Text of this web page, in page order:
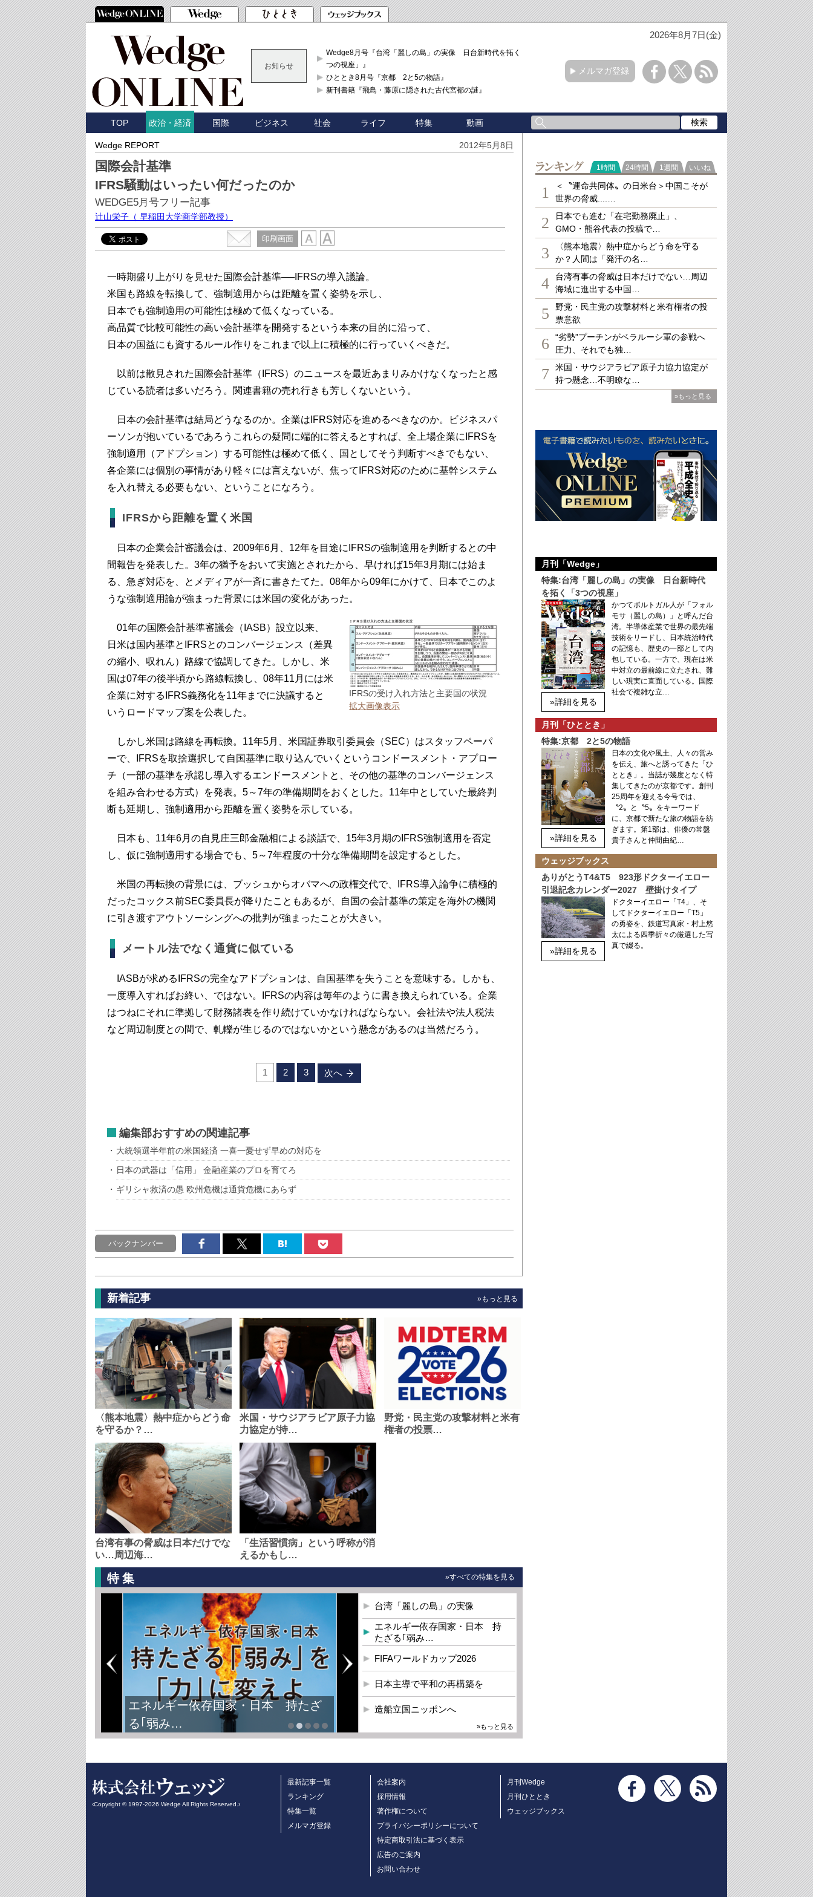
2026年8月7日(金)
お知らせ
Wedge8月号『台湾「麗しの島」の実像 日台新時代を拓く「3
つの視座」』
ひととき8月号『京都 2と5の物語』
新刊書籍『飛鳥・藤原に隠された古代宮都の謎』
メルマガ登録
TOP 政治・経済 国際 ビジネス 社会 ライフ 特集 動画
Wedge REPORT 2012年5月8日
国際会計基準
IFRS騒動はいったい何だったのか
WEDGE5月号フリー記事
辻山栄子 （ 早稲田大学商学部教授）
印刷画面
一時期盛り上がりを見せた国際会計基準──IFRSの導入議論。
米国も路線を転換して、強制適用からは距離を置く姿勢を示し、
日本でも強制適用の可能性は極めて低くなっている。
高品質で比較可能性の高い会計基準を開発するという本来の目的に沿って、
日本の国益にも資するルール作りをこれまで以上に積極的に行っていくべきだ。
以前は散見された国際会計基準（IFRS）のニュースを最近あまりみかけなくなったと感
じている読者は多いだろう。関連書籍の売れ行きも芳しくないという。
日本の会計基準は結局どうなるのか。企業はIFRS対応を進めるべきなのか。ビジネスパ
ーソンが抱いているであろうこれらの疑問に端的に答えるとすれば、全上場企業にIFRSを
強制適用（アドプション）する可能性は極めて低く、国としてそう判断すべきでもない、
各企業には個別の事情があり軽々には言えないが、焦ってIFRS対応のために基幹システム
を入れ替える必要もない、ということになろう。
IFRSから距離を置く米国
日本の企業会計審議会は、2009年6月、12年を目途にIFRSの強制適用を判断するとの中
間報告を発表した。3年の猶予をおいて実施とされたから、早ければ15年3月期には始ま
る、急ぎ対応を、とメディアが一斉に書きたてた。08年から09年にかけて、日本でこのよ
うな強制適用論が強まった背景には米国の変化があった。
IFRSの受け入れ方法と主要国の状況
拡大画像表示
01年の国際会計基準審議会（IASB）設立以来、
日米は国内基準とIFRSとのコンバージェンス（差異
の縮小、収れん）路線で協調してきた。しかし、米
国は07年の後半頃から路線転換し、08年11月には米
企業に対するIFRS義務化を11年までに決議すると
いうロードマップ案を公表した。
しかし米国は路線を再転換。11年5月、米国証券取引委員会（SEC）はスタッフペーパ
ーで、IFRSを取捨選択して自国基準に取り込んでいくというコンドースメント・アプロー
チ（一部の基準を承認し導入するエンドースメントと、その他の基準のコンバージェンス
を組み合わせる方式）を発表。5～7年の準備期間をおくとした。11年中としていた最終判
断も延期し、強制適用から距離を置く姿勢を示している。
日本も、11年6月の自見庄三郎金融相による談話で、15年3月期のIFRS強制適用を否定
し、仮に強制適用する場合でも、5～7年程度の十分な準備期間を設定するとした。
米国の再転換の背景には、ブッシュからオバマへの政権交代で、IFRS導入論争に積極的
だったコックス前SEC委員長が降りたこともあるが、自国の会計基準の策定を海外の機関
に引き渡すアウトソーシングへの批判が強まったことが大きい。
メートル法でなく通貨に似ている
IASBが求めるIFRSの完全なアドプションは、自国基準を失うことを意味する。しかも、
一度導入すればお終い、ではない。IFRSの内容は毎年のように書き換えられている。企業
はつねにそれに準拠して財務諸表を作り続けていかなければならない。会社法や法人税法
など周辺制度との間で、軋轢が生じるのではないかという懸念があるのは当然だろう。
1 2 3 次へ
編集部おすすめの関連記事
大統領選半年前の米国経済 一喜一憂せず早めの対応を
日本の武器は「信用」 金融産業のプロを育てろ
ギリシャ救済の愚 欧州危機は通貨危機にあらず
バックナンバー
新着記事 »もっと見る
〈熊本地震〉熱中症からどう命
を守るか？…
米国・サウジアラビア原子力協
力協定が持…
野党・民主党の攻撃材料と米有
権者の投票…
台湾有事の脅威は日本だけでな
い…周辺海…
「生活習慣病」という呼称が消
えるかもし…
特集 »すべての特集を見る
エネルギー依存国家・日本 持たざ
る｢弱み…
台湾「麗しの島」の実像
エネルギー依存国家・日本 持
たざる｢弱み…
FIFAワールドカップ2026
日本主導で平和の再構築を
造船立国ニッポンへ
»もっと見る
ランキング
1時間 24時間 1週間 いいね
1
＜〝運命共同体〟の日米台＞中国こそが
世界の脅威....…
2
日本でも進む「在宅勤務廃止」、
GMO・熊谷代表の投稿で…
3
〈熊本地震〉熱中症からどう命を守る
か？人間は「発汗の名…
4
台湾有事の脅威は日本だけでない…周辺
海域に進出する中国…
5
野党・民主党の攻撃材料と米有権者の投
票意欲
6
“劣勢”プーチンがベラルーシ軍の参戦へ
圧力、それでも独…
7
米国・サウジアラビア原子力協力協定が
持つ懸念…不明瞭な…
»もっと見る
月刊「Wedge」
特集:台湾「麗しの島」の実像 日台新時代
を拓く「3つの視座」
»詳細を見る
かつてポルトガル人が「フォル
モサ（麗しの島）」と呼んだ台
湾。半導体産業で世界の最先端
技術をリードし、日本統治時代
の記憶も、歴史の一部として内
包している。一方で、現在は米
中対立の最前線に立たされ、難
しい現実に直面している。国際
社会で複雑な立…
月刊「ひととき」
特集:京都 2と5の物語
»詳細を見る
日本の文化や風土、人々の営み
を伝え、旅へと誘ってきた「ひ
ととき」。当誌が幾度となく特
集してきたのが京都です。創刊
25周年を迎える今号では、
〝2〟と〝5〟をキーワード
に、京都で新たな旅の物語を紡
ぎます。第1部は、俳優の常盤
貴子さんと仲間由紀…
ウェッジブックス
ありがとうT4&T5 923形ドクターイエロー
引退記念カレンダー2027 壁掛けタイプ
»詳細を見る
ドクターイエロー「T4」、そ
してドクターイエロー「T5」
の勇姿を、鉄道写真家・村上悠
太による四季折々の厳選した写
真で綴る。
‹Copyright © 1997-2026 Wedge All Rights Reserved.›
最新記事一覧
ランキング
特集一覧
メルマガ登録
会社案内
採用情報
著作権について
プライバシーポリシーについて
特定商取引法に基づく表示
広告のご案内
お問い合わせ
月刊Wedge
月刊ひととき
ウェッジブックス